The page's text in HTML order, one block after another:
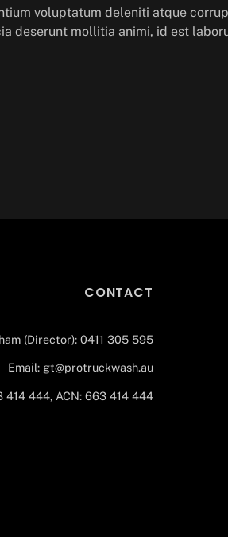
voluptatum deleniti atque
deserunt mollitia animi, id est
CONTACT
(Director): 0411 305 595
Email: gt@protruckwash.au
414 444, ACN: 663 414 444